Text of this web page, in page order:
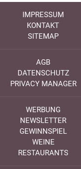
IMPRESSUM
KONTAKT
SITEMAP
AGB
DATENSCHUTZ
PRIVACY MANAGER
WERBUNG
NEWSLETTER
GEWINNSPIEL
WEINE
RESTAURANTS